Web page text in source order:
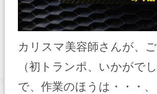
カリスマ美容師さんが、ご
（初トランポ、いかがで
で、作業のほうは・・・、